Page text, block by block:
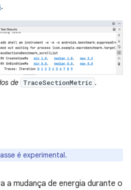
.
de TraceSectionMetric .
é experimental.
a mudança de energia durante o